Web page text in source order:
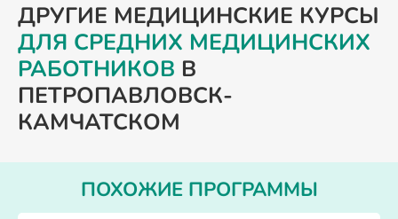
ДРУГИЕ МЕДИЦИНСКИЕ КУРСЫ
ДЛЯ СРЕДНИХ МЕДИЦИНСКИХ
РАБОТНИКОВ В
ПЕТРОПАВЛОВСК-
КАМЧАТСКОМ
ПОХОЖИЕ ПРОГРАММЫ